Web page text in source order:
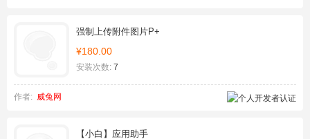
强制上传附件图片P+
¥180.00
安装次数: 7
作者: 威兔网
【小白】应用助手